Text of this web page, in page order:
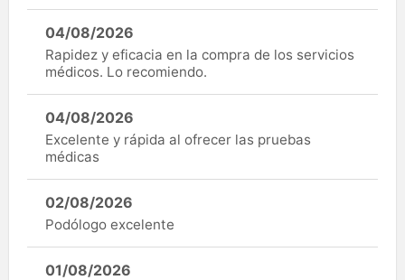
04/08/2026
Rapidez y eficacia en la compra de los servicios
médicos. Lo recomiendo.
04/08/2026
Excelente y rápida al ofrecer las pruebas
médicas
02/08/2026
Podólogo excelente
01/08/2026